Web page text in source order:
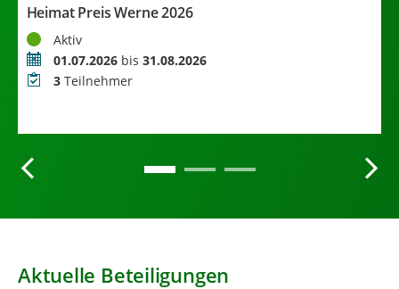
Heimat Preis Werne 2026
StatusAktiv
Zeitraum01.07.2026bis 31.08.2026
Teilnehmer
3Teilnehmer
Aktuelle Beteiligungen